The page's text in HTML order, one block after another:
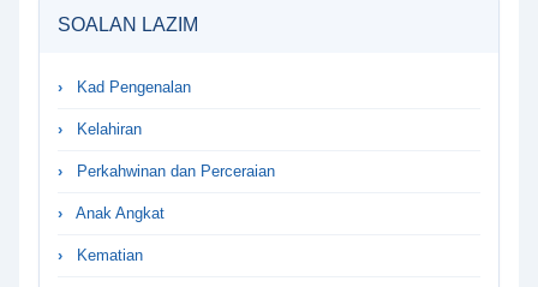
SOALAN LAZIM
Kad Pengenalan
Kelahiran
Perkahwinan dan Perceraian
Anak Angkat
Kematian